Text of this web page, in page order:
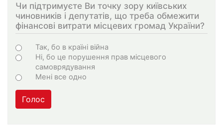
Чи підтримуєте Ви точку зору київських
чиновників і депутатів, що треба обмежити
фінансові витрати місцевих громад України?
Варіанти
Так, бо в країні війна
Ні, бо це порушення прав місцевого
самоврядування
Мені все одно
Голос